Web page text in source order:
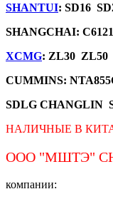
SHANTUI: SD16
SHANGCHAI:
XCMG: ZL30 ZL50
CUMMINS:
SDLG CHANGLIN
НАЛИЧНЫЕ В
ООО "МШТЭ"
компании: